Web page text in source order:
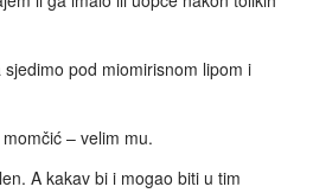
pod miomirisnom lipom i
– velim mu.
A kakav bi i mogao biti u tim